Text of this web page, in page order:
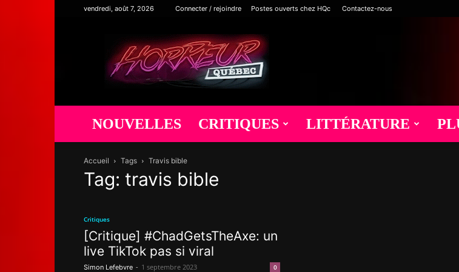
vendredi, août 7, 2026 Connecter / rejoindre Postes ouverts chez HQc Contactez-nous
Horreur
Québec
NOUVELLES CRITIQUES LITTÉRATURE
Accueil Tags Travis bible
Tag: travis bible
Critiques
[Critique] #ChadGetsTheAxe: un
live TikTok pas si viral
Simon Lefebvre - 1 septembre 2023 0